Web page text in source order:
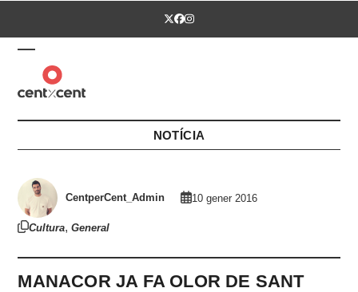
Twitter
Facebook
Instagram
Open
mobile
menu
Close
mobile
menu
NOTÍCIA
CentperCent_Admin 10 gener 2016
Cultura,General
MANACOR JA FA OLOR DE SANT